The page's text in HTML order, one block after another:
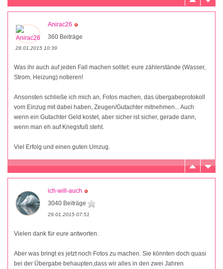
Anirac26
360 Beiträge
28.01.2015 10:39
Was ihr auch auf jeden Fall machen solltet: eure zählerstände (Wasser,
Strom, Heizung) notieren!
Ansonsten schließe ich mich an, Fotos machen, das übergabeprotokoll
vom Einzug mit dabei haben, Zeugen/Gutachter mitnehmen... Auch
wenn ein Gutachter Geld kostet, aber sicher ist sicher, gerade dann,
wenn man eh auf Kriegsfuß steht.
Viel Erfolg und einen guten Umzug.
ich-will-auch
3040 Beiträge
29.01.2015 07:51
Vielen dank für eure antworten.
Aber was bringt es jetzt noch Fotos zu machen. Sie könnten doch quasi
bei der Übergabe behaupten,dass wir alles in den zwei Jahren